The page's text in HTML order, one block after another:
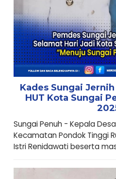
Kades Sungai
HUT Kota Sungai
Sungai Penuh - Kepala
Kecamatan Pondok Tinggi
Istri Renidawati beserta